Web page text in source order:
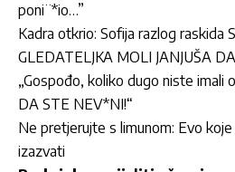
poni¨*io…”
Kadra otkrio: Sofija razlog raskida
GLEDATELJKA MOLI JANJUŠA
„Gospođo, koliko dugo niste imali
DA STE NEV*NI!“
Ne pretjerujte s limunom: Evo
izazvati